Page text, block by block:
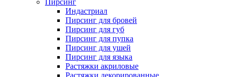
Пирсинг
Индастриал
Пирсинг для бровей
Пирсинг для губ
Пирсинг для пупка
Пирсинг для ушей
Пирсинг для языка
Растяжки акриловые
Растяжки декорированные